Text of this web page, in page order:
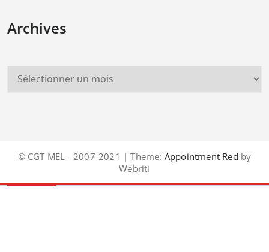
Archives
© CGT MEL - 2007-2021 | Theme: Appointment Red by
Webriti